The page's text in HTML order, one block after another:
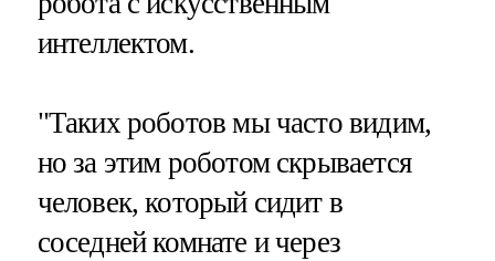
интеллектом.
"Таких роботов мы часто видим,
но за этим роботом скрывается
человек, который сидит в
соседней комнате и через